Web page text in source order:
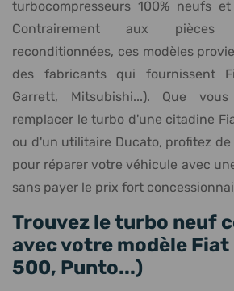
turbocompresseurs 100% neufs
Contrairement aux pièces
reconditionnées, ces modèles
des fabricants qui fournissent
Garrett, Mitsubishi...). Que
remplacer le turbo d'une citadine
ou d'un utilitaire Ducato, profitez
pour réparer votre véhicule avec
sans payer le prix fort
Trouvez le turbo neuf
avec votre modèle
500, Punto...)